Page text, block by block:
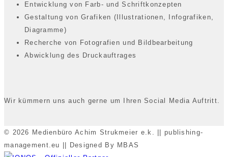
Entwicklung von Farb- und Schriftkonzepten
Gestaltung von Grafiken (Illustrationen, Infografiken,
Diagramme)
Recherche von Fotografien und Bildbearbeitung
Abwicklung des Druckauftrages
Wir kümmern uns auch gerne um Ihren Social Media Auftritt.
© 2026 Medienbüro Achim Strukmeier e.k. || publishing-
management.eu || Designed By MBAS